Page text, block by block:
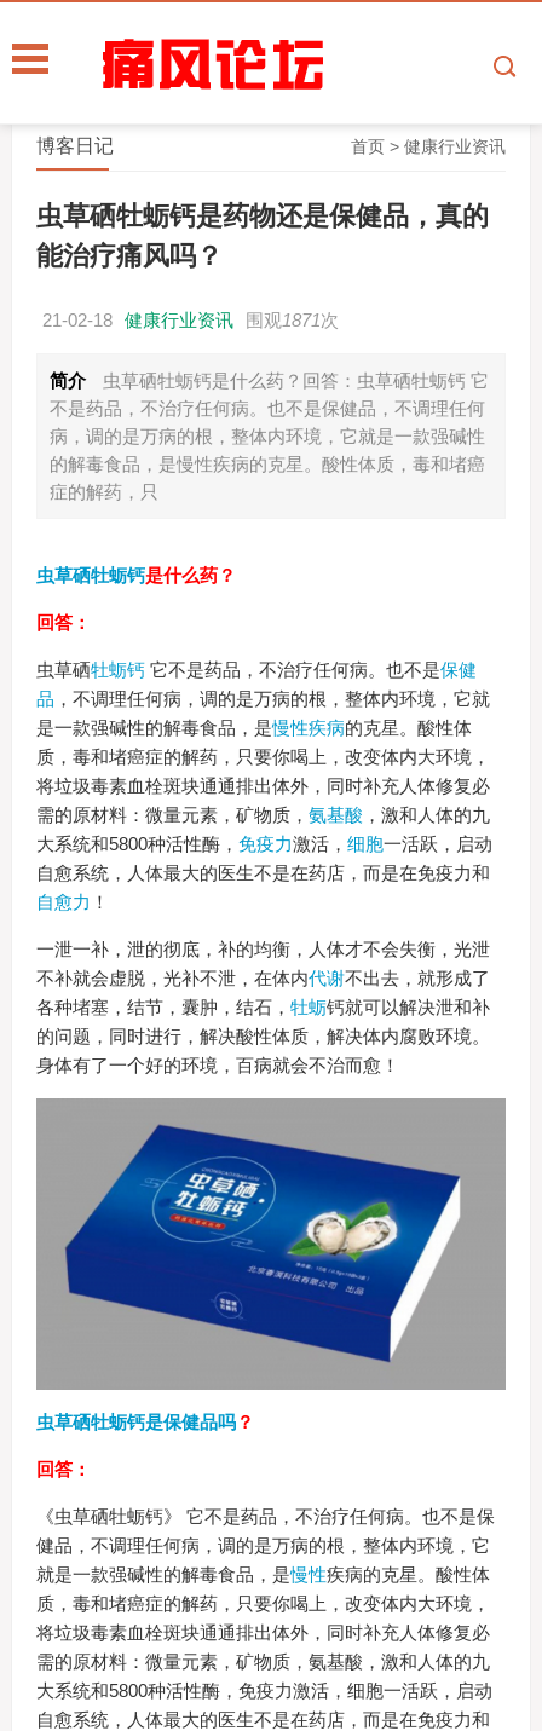
首页 >健康行业资讯
博客日记
虫草硒牡蛎钙是药物还是保健品，真的
能治疗痛风吗？
21-02-18 健康行业资讯 围观 1871次
简介
虫草硒牡蛎钙是什么药？回答：虫草硒牡蛎钙 它
不是药品，不治疗任何病。也不是保健品，不调理任何
病，调的是万病的根，整体内环境，它就是一款强碱性
的解毒食品，是慢性疾病的克星。酸性体质，毒和堵癌
症的解药，只
虫草硒牡蛎钙是什么药？
回答：
虫草硒牡蛎钙它不是药品，不治疗任何病。也不是保健
品 ，不调理任何病，调的是万病的根，整体内环境，它就
是一款强碱性的解毒食品，是慢性疾病的克星。酸性体
质，毒和堵癌症的解药，只要你喝上，改变体内大环境，
将垃圾毒素血栓斑块通通排出体外，同时补充人体修复必
需的原材料：微量元素，矿物质， 氨基酸 ，激和人体的九
大系统和5800种活性酶， 免疫力激活， 细胞一活跃，启动
自愈系统，人体最大的医生不是在药店，而是在免疫力和
自愈力 ！
一泄一补，泄的彻底，补的均衡，人体才不会失衡，光泄
不补就会虚脱，光补不泄，在体内代谢不出去，就形成了
各种堵塞，结节，囊肿，结石， 牡蛎钙就可以解决泄和补
的问题，同时进行，解决酸性体质，解决体内腐败环境。
身体有了一个好的环境，百病就会不治而愈！
虫草硒牡蛎钙是保健品吗？
回答：
《虫草硒牡蛎钙》 它不是药品，不治疗任何病。也不是保
健品，不调理任何病，调的是万病的根，整体内环境，它
就是一款强碱性的解毒食品，是慢性疾病的克星。酸性体
质，毒和堵癌症的解药，只要你喝上，改变体内大环境，
将垃圾毒素血栓斑块通通排出体外，同时补充人体修复必
需的原材料：微量元素，矿物质，氨基酸，激和人体的九
大系统和5800种活性酶，免疫力激活，细胞一活跃，启动
自愈系统，人体最大的医生不是在药店，而是在免疫力和